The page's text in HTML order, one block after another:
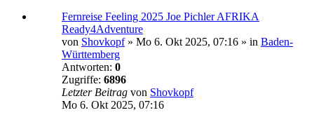
Fernreise Feeling 2025 Joe Pichler AFRIKA
Ready4Adventure
von Shovkopf» Mo 6. Okt 2025, 07:16 » in Baden-
Württemberg
Antworten: 0
Zugriffe: 6896
Letzter Beitrag von Shovkopf
Mo 6. Okt 2025, 07:16